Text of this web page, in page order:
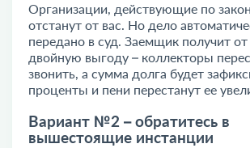
Организации, действующие по
отстанут от вас. Но дело
передано в суд. Заемщик получит от
двойную выгоду – коллекторы
звонить, а сумма долга будет
проценты и пени перестанут ее
Вариант №2 – обратитесь в
вышестоящие инстанции